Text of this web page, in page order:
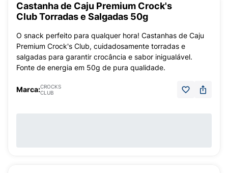
Castanha de Caju Premium Crock's
Club Torradas e Salgadas 50g
O snack perfeito para qualquer hora! Castanhas de Caju
Premium Crock's Club, cuidadosamente torradas e
salgadas para garantir crocância e sabor inigualável.
Fonte de energia em 50g de pura qualidade.
Marca:CROCKS
CLUB